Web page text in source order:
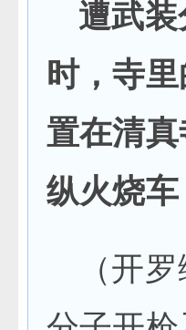
遭武
时，寺
置在清
纵火烧
（开